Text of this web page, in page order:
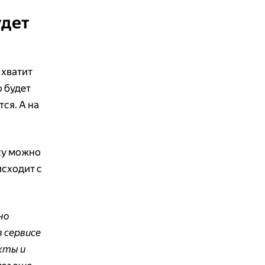
будет
А на
можно
с
и